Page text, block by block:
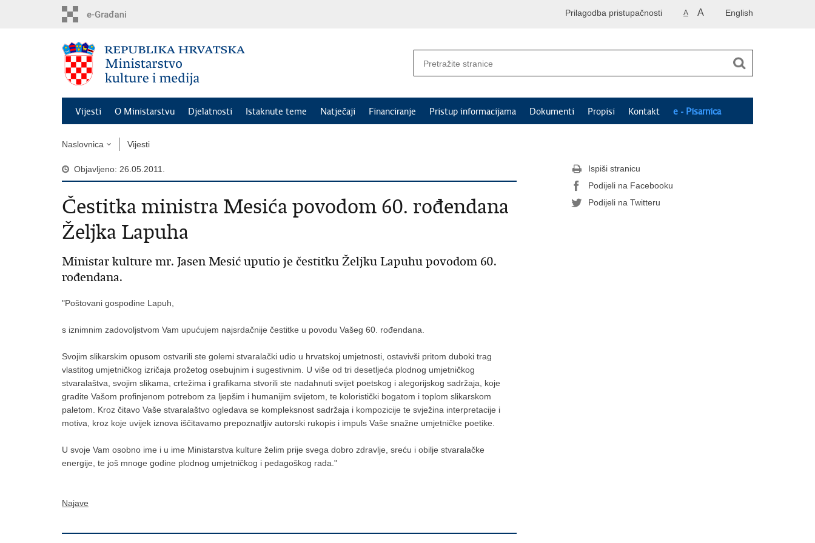
English
A A
Prilagodba pristupačnosti
Vijesti O Ministarstvu Djelatnosti Istaknute teme Natječaji Financiranje Pristup informacijama Dokumenti Propisi Kontakt e - Pisarnica
Naslovnica Vijesti
Objavljeno: 26.05.2011.
Čestitka ministra Mesića povodom 60. rođendana
Željka Lapuha
Ministar kulture mr. Jasen Mesić uputio je čestitku Željku Lapuhu povodom 60.
rođendana.
"Poštovani gospodine Lapuh,
s iznimnim zadovoljstvom Vam upućujem najsrdačnije čestitke u povodu Vašeg 60. rođendana.
Svojim slikarskim opusom ostvarili ste golemi stvaralački udio u hrvatskoj umjetnosti, ostavivši pritom duboki trag
vlastitog umjetničkog izričaja prožetog osebujnim i sugestivnim. U više od tri desetljeća plodnog umjetničkog
stvaralaštva, svojim slikama, crtežima i grafikama stvorili ste nadahnuti svijet poetskog i alegorijskog sadržaja, koje
gradite Vašom profinjenom potrebom za ljepšim i humanijim svijetom, te koloristički bogatom i toplom slikarskom
paletom. Kroz čitavo Vaše stvaralaštvo ogledava se kompleksnost sadržaja i kompozicije te svježina interpretacije i
motiva, kroz koje uvijek iznova iščitavamo prepoznatljiv autorski rukopis i impuls Vaše snažne umjetničke poetike.
U svoje Vam osobno ime i u ime Ministarstva kulture želim prije svega dobro zdravlje, sreću i obilje stvaralačke
energije, te još mnoge godine plodnog umjetničkog i pedagoškog rada."
Najave
Ispiši stranicu
Podijeli na Facebooku
Podijeli na Twitteru